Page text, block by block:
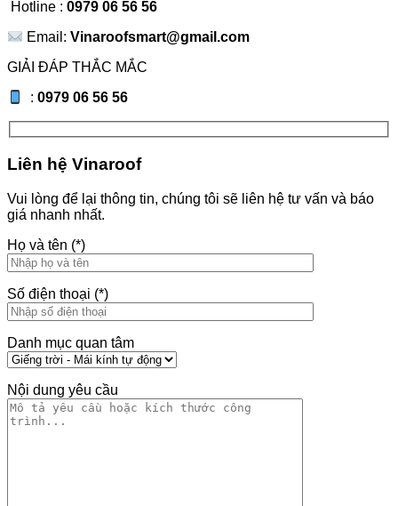
Hotline : 0979 06 56 56
Email:Vinaroofsmart@gmail.com
GIẢI ĐÁP THẮC MẮC
:0979 06 56 56
Liên hệ Vinaroof
Vui lòng để lại thông tin, chúng tôi sẽ liên hệ tư vấn và báo
giá nhanh nhất.
Họ và tên (*)
Số điện thoại (*)
Danh mục quan tâm
Nội dung yêu cầu